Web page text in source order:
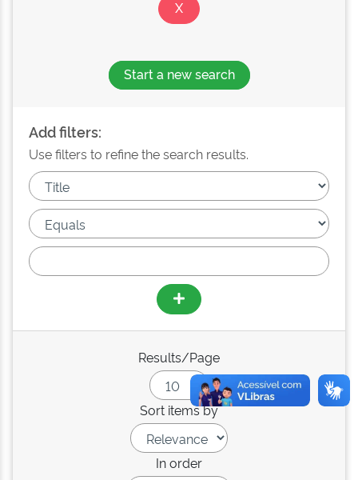
Start a new search
Add filters:
Use filters to refine the search results.
Results/Page
Sort items by
In order